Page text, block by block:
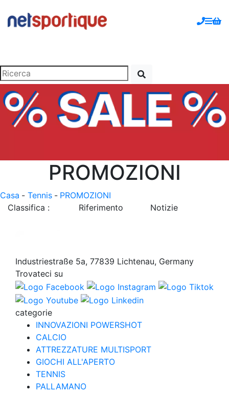
PROMOZIONI
Casa - Tennis - PROMOZIONI
Classifica :
Riferimento Notizie
Industriestraße 5a, 77839 Lichtenau, Germany
Trovateci su
categorie
INNOVAZIONI POWERSHOT
CALCIO
ATTREZZATURE MULTISPORT
GIOCHI ALL'APERTO
TENNIS
PALLAMANO